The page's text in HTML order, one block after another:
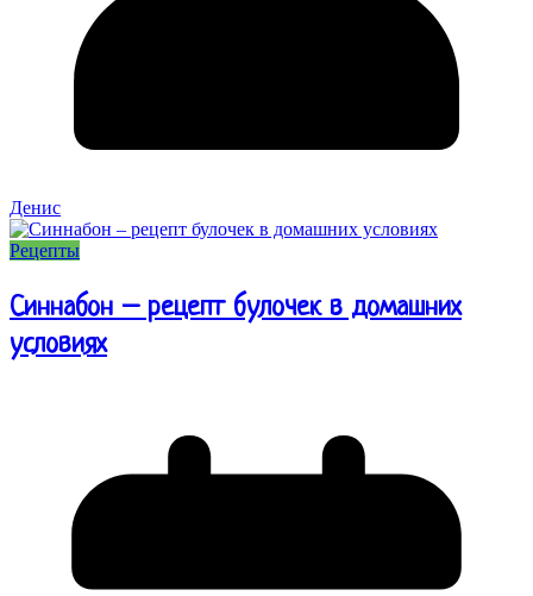
Денис
Рецепты
Синнабон – рецепт булочек в домашних
условиях